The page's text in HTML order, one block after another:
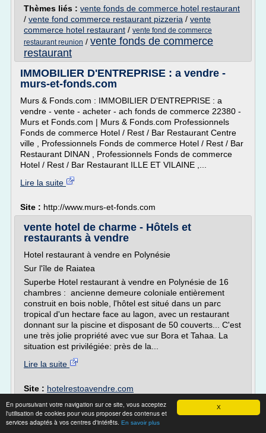
X
En poursuivant votre navigation sur ce site, vous acceptez
l'utilisation de cookies pour vous proposer des contenus et
services adaptés à vos centres d'intérêts. En savoir plus
Thèmes liés : vente fonds de commerce hotel restaurant
/ vente fond commerce restaurant pizzeria / vente
commerce hotel restaurant / vente fond de commerce
restaurant reunion / vente fonds de commerce
restaurant
IMMOBILIER D'ENTREPRISE : a vendre -
murs-et-fonds.com
Murs & Fonds.com : IMMOBILIER D'ENTREPRISE : a
vendre - vente - acheter - ach fonds de commerce 22380 -
Murs et Fonds.com | Murs & Fonds.com Professionnels
Fonds de commerce Hotel / Rest / Bar Restaurant Centre
ville , Professionnels Fonds de commerce Hotel / Rest / Bar
Restaurant DINAN , Professionnels Fonds de commerce
Hotel / Rest / Bar Restaurant ILLE ET VILAINE ,...
Lire la suite
Site : http://www.murs-et-fonds.com
vente hotel de charme - Hôtels et
restaurants à vendre
Hotel restaurant à vendre en Polynésie
Sur l'île de Raiatea
Superbe Hotel restaurant à vendre en Polynésie de 16
chambres : ancienne demeure coloniale entièrement
construit en bois noble, l'hôtel est situé dans un parc
tropical d'un hectare face au lagon, avec un restaurant
donnant sur la piscine et disposant de 50 couverts... C'est
une très jolie propriété avec vue sur Bora et Tahaa. La
situation est privilégiée: près de la...
Lire la suite
Site : hotelrestoavendre.com
Thèmes liés :fond de commerce hotel restaurant a
vendre/recherche hotel restaurant a vendre /hotel restaurant
vendre/hotel a vendre sur l ile /vente fonds de commerce